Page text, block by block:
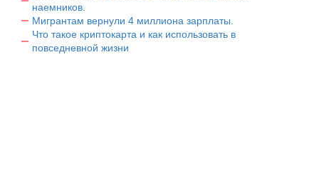
наемников.
Мигрантам вернули 4 миллиона зарплаты.
Что такое криптокарта и как использовать в
повседневной жизни